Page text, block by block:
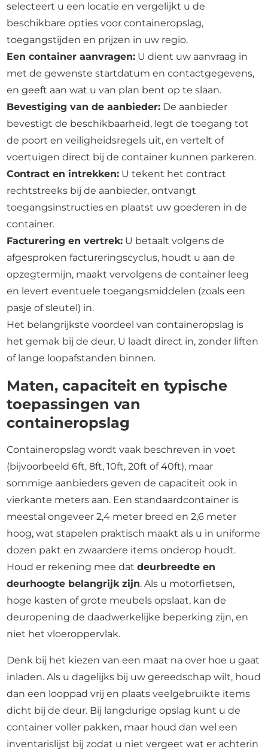
selecteert u een locatie en vergelijkt u de
beschikbare opties voor containeropslag,
toegangstijden en prijzen in uw regio.
Een container aanvragen: U dient uw aanvraag in
met de gewenste startdatum en contactgegevens,
en geeft aan wat u van plan bent op te slaan.
Bevestiging van de aanbieder: De aanbieder
bevestigt de beschikbaarheid, legt de toegang tot
de poort en veiligheidsregels uit, en vertelt of
voertuigen direct bij de container kunnen parkeren.
Contract en intrekken: U tekent het contract
rechtstreeks bij de aanbieder, ontvangt
toegangsinstructies en plaatst uw goederen in de
container.
Facturering en vertrek: U betaalt volgens de
afgesproken factureringscyclus, houdt u aan de
opzegtermijn, maakt vervolgens de container leeg
en levert eventuele toegangsmiddelen (zoals een
pasje of sleutel) in.
Het belangrijkste voordeel van containeropslag is
het gemak bij de deur. U laadt direct in, zonder liften
of lange loopafstanden binnen.
Maten, capaciteit en typische
toepassingen van
containeropslag
Containeropslag wordt vaak beschreven in voet
(bijvoorbeeld 6ft, 8ft, 10ft, 20ft of 40ft), maar
sommige aanbieders geven de capaciteit ook in
vierkante meters aan. Een standaardcontainer is
meestal ongeveer 2,4 meter breed en 2,6 meter
hoog, wat stapelen praktisch maakt als u in uniforme
dozen pakt en zwaardere items onderop houdt.
Houd er rekening mee datdeurbreedte en
deurhoogte belangrijk zijn. Als u motorfietsen,
hoge kasten of grote meubels opslaat, kan de
deuropening de daadwerkelijke beperking zijn, en
niet het vloeroppervlak.
Denk bij het kiezen van een maat na over hoe u gaat
inladen. Als u dagelijks bij uw gereedschap wilt, houd
dan een looppad vrij en plaats veelgebruikte items
dicht bij de deur. Bij langdurige opslag kunt u de
container voller pakken, maar houd dan wel een
inventarislijst bij zodat u niet vergeet wat er achterin